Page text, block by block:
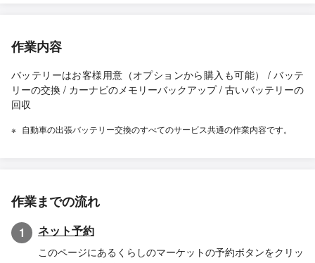
作業内容
バッテリーはお客様用意（オプションから購入も可能） / バッテ
リーの交換 / カーナビのメモリーバックアップ / 古いバッテリーの
回収
自動車の出張バッテリー交換のすべてのサービス共通の作業内容です。
作業までの流れ
1 ネット予約
このページにあるくらしのマーケットの予約ボタンをクリッ